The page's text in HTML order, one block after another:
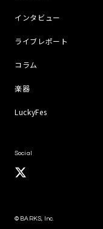
インタビュー
ライブレポート
コラム
楽器
LuckyFes
Social
© BARKS, Inc.